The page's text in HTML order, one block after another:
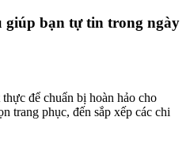
giúp bạn tự tin trong ngày
để chuẩn bị hoàn hảo cho
trang phục, đến sắp xếp các chi